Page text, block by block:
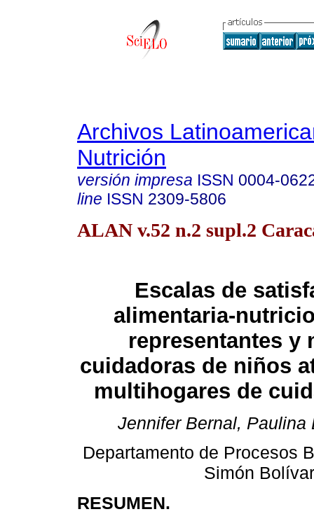
Archivos
Nutrición
versión impresa ISSN 0004-
line ISSN 2309-5806
ALAN v.52 n.2 supl.2
Escalas de
alimentaria-
representantes y
cuidadoras de niños
multihogares de
Jennifer Bernal, Paulina
Departamento de Procesos
Simón
RESUMEN.